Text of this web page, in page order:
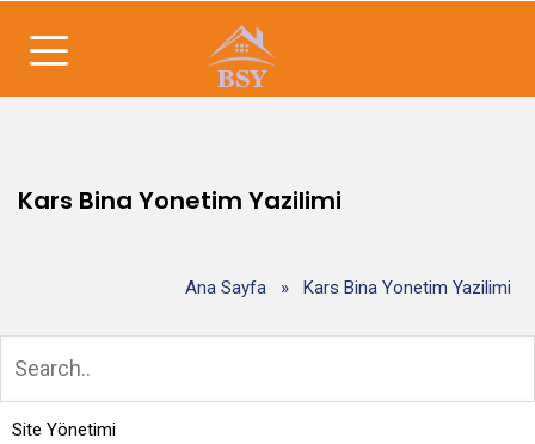
Kars Bina Yonetim Yazilimi
Ana Sayfa » Kars Bina Yonetim Yazilimi
Site Yönetimi